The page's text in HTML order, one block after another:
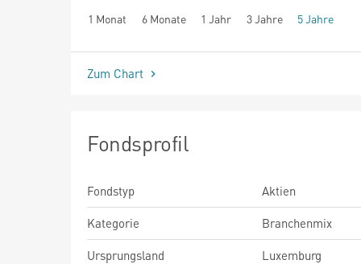
1 Monat 6 Monate 1 Jahr 3 Jahre 5 Jahre
seit Beginn
Zum Chart
Fondsprofil
Fondstyp
Aktien
Kategorie
Branchenmix
Ursprungsland
Luxemburg